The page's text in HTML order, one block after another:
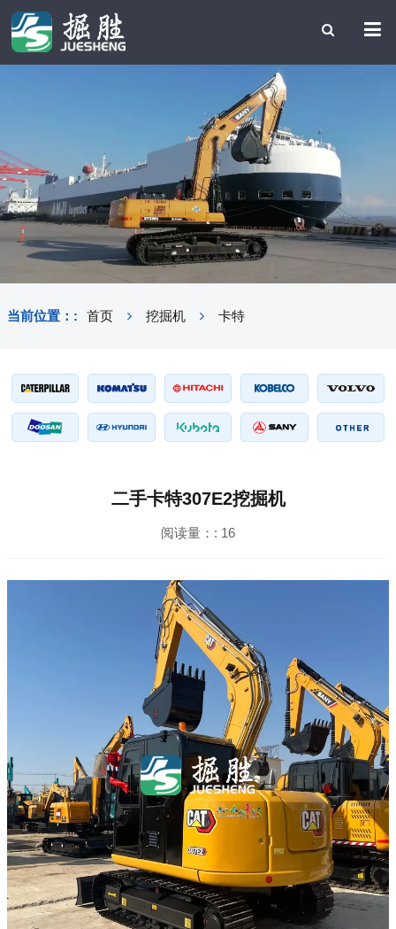
当前位置：: 首页 挖掘机 卡特
二手卡特307E2挖掘机
阅读量：: 16